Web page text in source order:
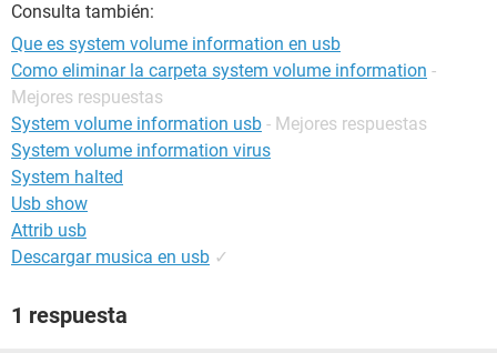
Consulta también:
Que es system volume information en usb
Como eliminar la carpeta system volume information -
Mejores respuestas
System volume information usb - Mejores respuestas
System volume information virus
System halted
Usb show
Attrib usb
Descargar musica en usb ✓
1 respuesta